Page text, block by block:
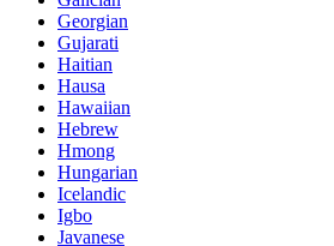
Georgian
Gujarati
Haitian
Hausa
Hawaiian
Hebrew
Hmong
Hungarian
Icelandic
Igbo
Javanese